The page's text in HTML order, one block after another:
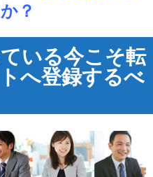
？
いる今こそ転
へ登録するべ